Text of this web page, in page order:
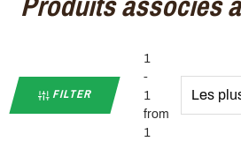
FILTER
1
-
1
from
1